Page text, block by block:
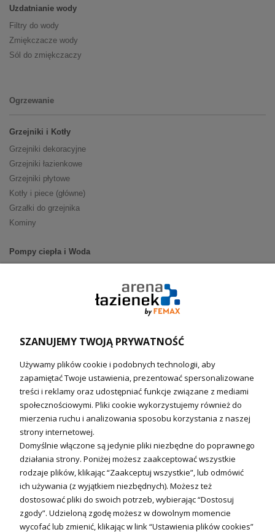
Uzdatnianie wody
Filtry do wody
Zmiękczacze wody
Sól do zmiękczaczy
Ogrzewanie
Grzejniki i Kotły
Grzejniki dekoracyjne
Grzejniki łazienkowe
Grzejniki płytowe
Kotły i piece (główne)
Grzałki do grzejnika
Kominy
Pompy ciepła i Woda
Ogrzewanie podłogowe (główne)
Technika solarna
Fotowoltanika
Sterowniki i regulatory
Nagrzewnice i kurtyny
Kuchnia i Wentylacja
Kuchnia
Zlewozmywaki
Baterie kuchenne
Młynki do odpadów
SZANUJEMY TWOJĄ PRYWATNOŚĆ
Używamy plików cookie i podobnych technologii, aby
zapamiętać Twoje ustawienia, prezentować spersonalizowane
treści i reklamy oraz udostępniać funkcje związane z mediami
społecznościowymi. Pliki cookie wykorzystujemy również do
mierzenia ruchu i analizowania sposobu korzystania z naszej
strony internetowej.
Domyślnie włączone są jedynie pliki niezbędne do poprawnego
działania strony. Poniżej możesz zaakceptować wszystkie
rodzaje plików, klikając “Zaakceptuj wszystkie”, lub odmówić
ich używania (z wyjątkiem niezbędnych). Możesz też
dostosować pliki do swoich potrzeb, wybierając “Dostosuj
zgody”. Udzieloną zgodę możesz w dowolnym momencie
wycofać lub zmienić, klikając w link “Ustawienia plików cookies”